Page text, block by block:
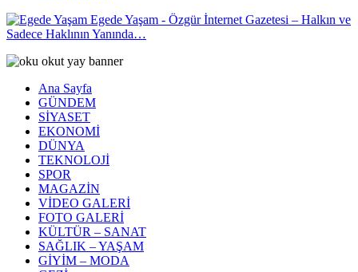
Egede Yaşam - Özgür İnternet Gazetesi – Halkın ve
Sadece Haklının Yanında…
Ana Sayfa
GÜNDEM
SİYASET
EKONOMİ
DÜNYA
TEKNOLOJİ
SPOR
MAGAZİN
VİDEO GALERİ
FOTO GALERİ
KÜLTÜR – SANAT
SAĞLIK – YAŞAM
GİYİM – MODA